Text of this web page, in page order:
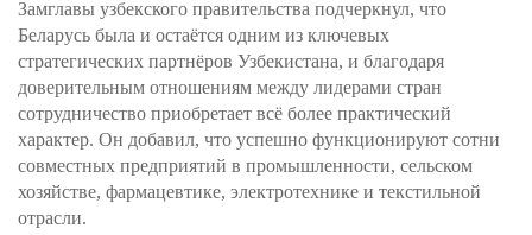
Замглавы узбекского правительства подчеркнул, что
Беларусь была и остаётся одним из ключевых
стратегических партнёров Узбекистана, и благодаря
доверительным отношениям между лидерами стран
сотрудничество приобретает всё более практический
характер. Он добавил, что успешно функционируют сотни
совместных предприятий в промышленности, сельском
хозяйстве, фармацевтике, электротехнике и текстильной
отрасли.